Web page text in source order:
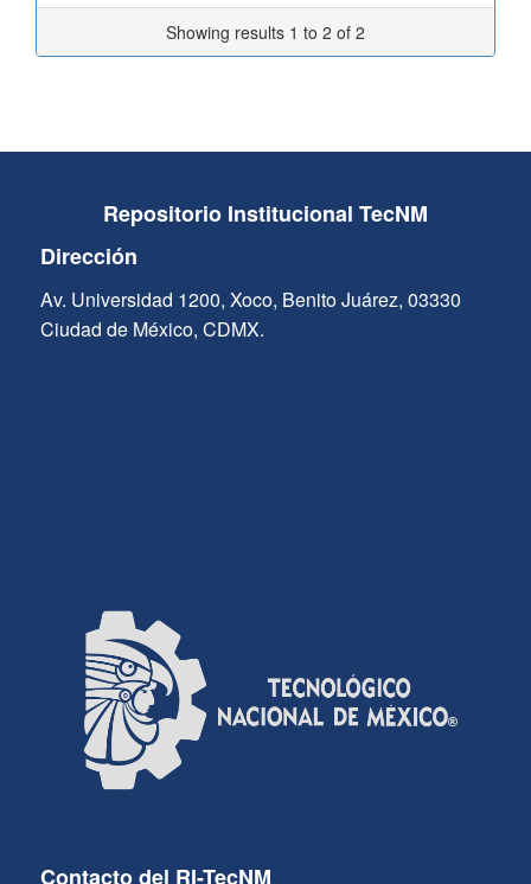
Showing results 1 to 2 of 2
Repositorio Institucional TecNM
Dirección
Av. Universidad 1200, Xoco, Benito Juárez, 03330
Ciudad de México, CDMX.
Contacto del RI-TecNM